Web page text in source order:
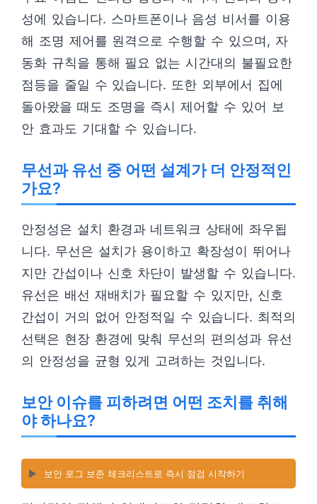
성에 있습니다. 스마트폰이나 음성 비서를 이용
해 조명 제어를 원격으로 수행할 수 있으며, 자
동화 규칙을 통해 필요 없는 시간대의 불필요한
점등을 줄일 수 있습니다. 또한 외부에서 집에
돌아왔을 때도 조명을 즉시 제어할 수 있어 보
안 효과도 기대할 수 있습니다.
무선과 유선 중 어떤 설계가 더 안정적인
가요?
안정성은 설치 환경과 네트워크 상태에 좌우됩
니다. 무선은 설치가 용이하고 확장성이 뛰어나
지만 간섭이나 신호 차단이 발생할 수 있습니다.
유선은 배선 재배치가 필요할 수 있지만, 신호
간섭이 거의 없어 안정적일 수 있습니다. 최적의
선택은 현장 환경에 맞춰 무선의 편의성과 유선
의 안정성을 균형 있게 고려하는 것입니다.
보안 이슈를 피하려면 어떤 조치를 취해
야 하나요?
▶️ 보안 로그 보존 체크리스트로 즉시 점검 시작하기